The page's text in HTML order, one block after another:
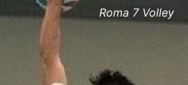
Roma 7 Volley